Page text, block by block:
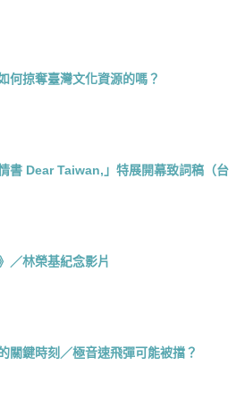
何掠奪臺灣文化資源的嗎？
書 Dear Taiwan,」特展開幕致詞稿（台
／林榮基紀念影片
關鍵時刻／極音速飛彈可能被擋？